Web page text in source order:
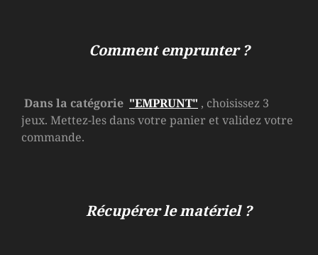
Comment emprunter ?
Dans la catégorie "EMPRUNT" , choisissez 3
jeux. Mettez-les dans votre panier et validez votre
commande.
Récupérer le matériel ?